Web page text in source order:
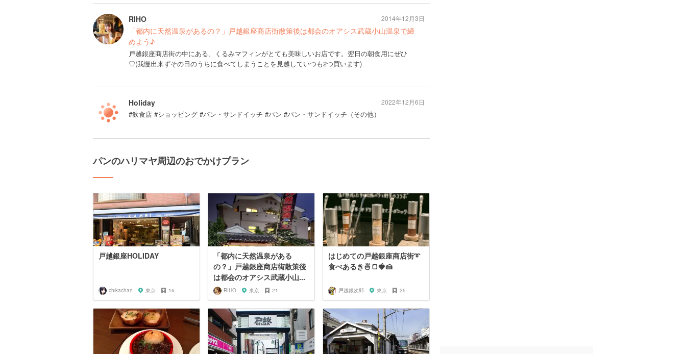
RIHO
「都内に天然温泉があるの？」戸越銀座商店街散策後は都会のオアシス武蔵小山温泉で締
めよう♪
戸越銀座商店街の中にある、くるみマフィンがとても美味しいお店です。翌日の朝食用にぜひ
♡(我慢出来ずその日のうちに食べてしまうことを見越していつも2つ買います)
2014年12月3日
Holiday
#飲食店 #ショッピング #パン・サンドイッチ #パン #パン・サンドイッチ（その他）
2022年12月6日
パンのハリマヤ周辺のおでかけプラン
戸越銀座HOLIDAY
chikachan 東京 16
「都内に天然温泉がある
の？」戸越銀座商店街散策後
は都会のオアシス武蔵小山...
RIHO 東京 21
はじめての戸越銀座商店街➰
食べあるき🍜🍞🍓🍰
戸越銀次郎 東京 25